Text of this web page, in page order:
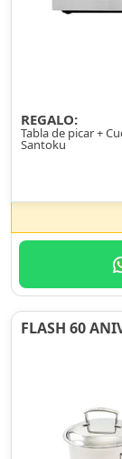
REGALO:
Tabla de picar +
Santoku
FLASH 60